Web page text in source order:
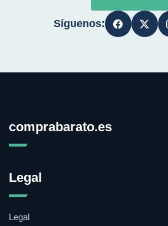
Síguenos:
comprabarato.es
Legal
Legal